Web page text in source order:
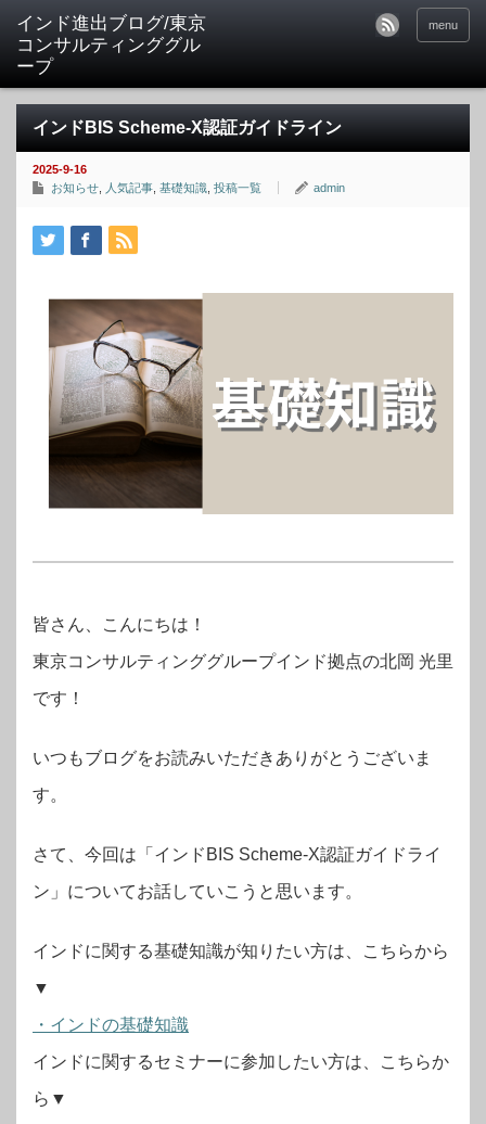
インド進出ブログ/東京
コンサルティンググル
ープ
menu
インドBIS Scheme-X認証ガイドライン
2025-9-16
お知らせ
人気記事 基礎知識 投稿一覧 admin
皆さん、こんにちは！
東京コンサルティンググループインド拠点の北岡 光里
です！
いつもブログをお読みいただきありがとうございま
す。
さて、今回は「インドBIS Scheme-X認証ガイドライ
ン」についてお話していこうと思います。
インドに関する基礎知識が知りたい方は、こちらから
▼
・インドの基礎知識
インドに関するセミナーに参加したい方は、こちらか
ら▼